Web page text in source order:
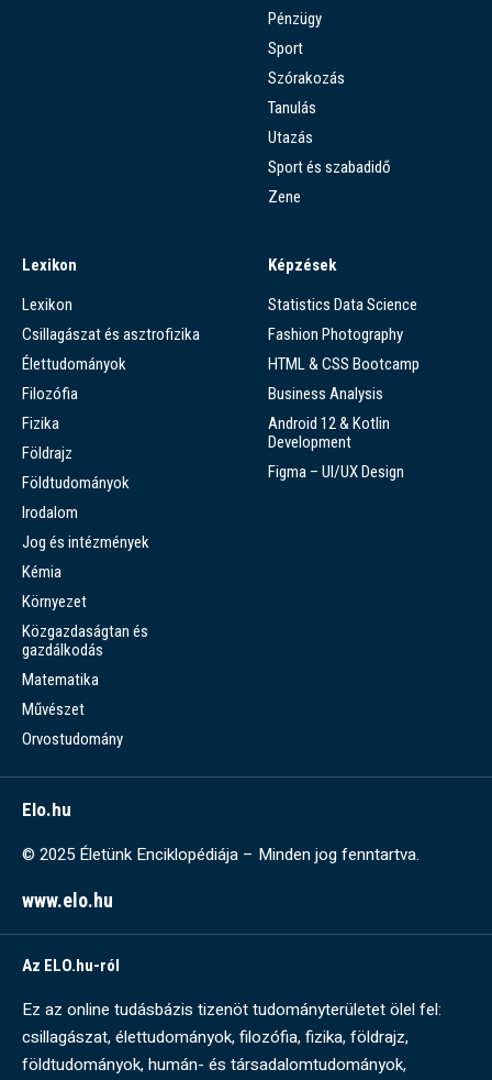
Pénzügy
Sport
Szórakozás
Tanulás
Utazás
Sport és szabadidő
Zene
Lexikon
Lexikon
Csillagászat és asztrofizika
Élettudományok
Filozófia
Fizika
Földrajz
Földtudományok
Irodalom
Jog és intézmények
Kémia
Környezet
Közgazdaságtan és
gazdálkodás
Matematika
Művészet
Orvostudomány
Képzések
Statistics Data Science
Fashion Photography
HTML & CSS Bootcamp
Business Analysis
Android 12 & Kotlin
Development
Figma – UI/UX Design
Elo.hu
© 2025 Életünk Enciklopédiája – Minden jog fenntartva.
www.elo.hu
Az ELO.hu-ról
Ez az online tudásbázis tizenöt tudományterületet ölel fel:
csillagászat, élettudományok, filozófia, fizika, földrajz,
földtudományok, humán- és társadalomtudományok,